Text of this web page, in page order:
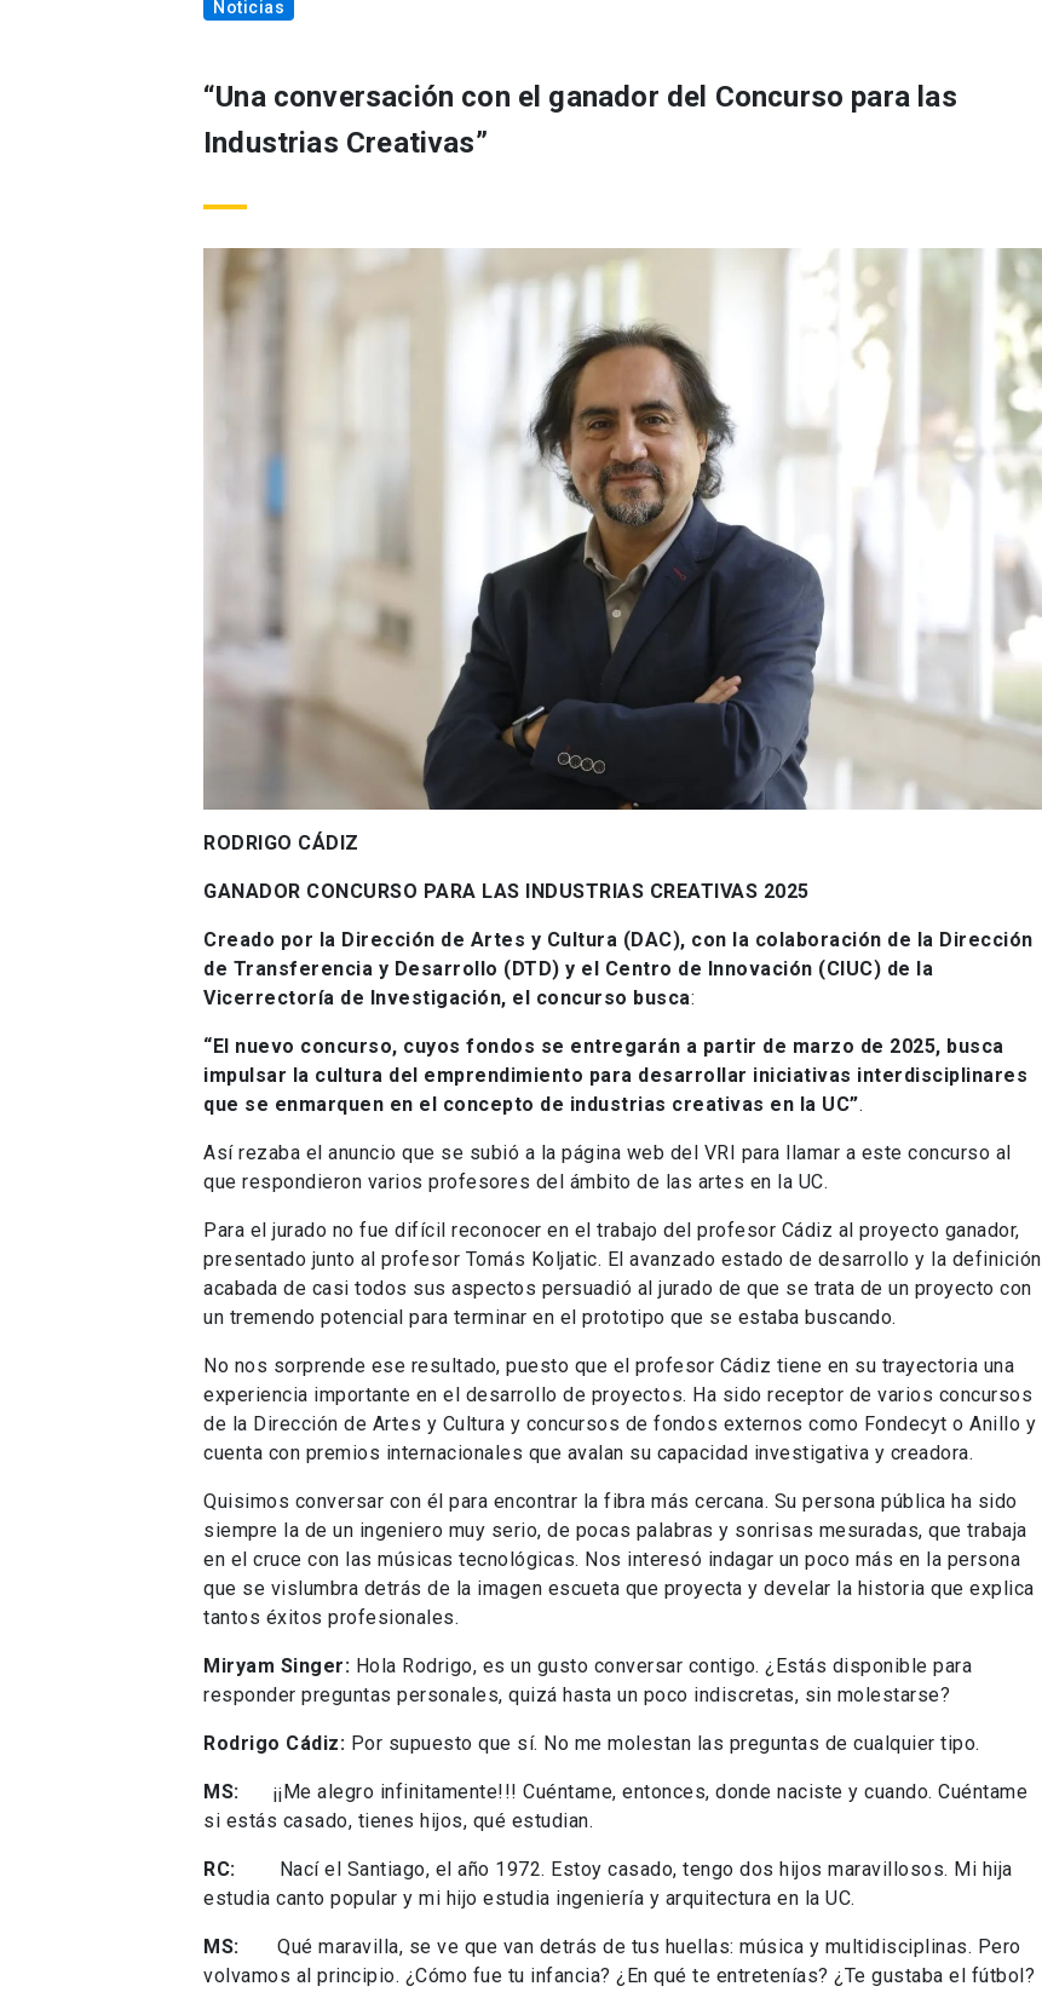
Noticias
“Una conversación con el ganador del Concurso para las
Industrias Creativas”
RODRIGO CÁDIZ
GANADOR CONCURSO PARA LAS INDUSTRIAS CREATIVAS 2025
Creado por la Dirección de Artes y Cultura (DAC), con la colaboración de la Dirección
de Transferencia y Desarrollo (DTD) y el Centro de Innovación (CIUC) de la
Vicerrectoría de Investigación, el concurso busca:
“El nuevo concurso, cuyos fondos se entregarán a partir de marzo de 2025, busca
impulsar la cultura del emprendimiento para desarrollar iniciativas interdisciplinares
que se enmarquen en el concepto de industrias creativas en la UC”.
Así rezaba el anuncio que se subió a la página web del VRI para llamar a este concurso al
que respondieron varios profesores del ámbito de las artes en la UC.
Para el jurado no fue difícil reconocer en el trabajo del profesor Cádiz al proyecto ganador,
presentado junto al profesor Tomás Koljatic. El avanzado estado de desarrollo y la definición
acabada de casi todos sus aspectos persuadió al jurado de que se trata de un proyecto con
un tremendo potencial para terminar en el prototipo que se estaba buscando.
No nos sorprende ese resultado, puesto que el profesor Cádiz tiene en su trayectoria una
experiencia importante en el desarrollo de proyectos. Ha sido receptor de varios concursos
de la Dirección de Artes y Cultura y concursos de fondos externos como Fondecyt o Anillo y
cuenta con premios internacionales que avalan su capacidad investigativa y creadora.
Quisimos conversar con él para encontrar la fibra más cercana. Su persona pública ha sido
siempre la de un ingeniero muy serio, de pocas palabras y sonrisas mesuradas, que trabaja
en el cruce con las músicas tecnológicas. Nos interesó indagar un poco más en la persona
que se vislumbra detrás de la imagen escueta que proyecta y develar la historia que explica
tantos éxitos profesionales.
Miryam Singer: Hola Rodrigo, es un gusto conversar contigo. ¿Estás disponible para
responder preguntas personales, quizá hasta un poco indiscretas, sin molestarse?
Rodrigo Cádiz: Por supuesto que sí. No me molestan las preguntas de cualquier tipo.
MS: ¡¡Me alegro infinitamente!!! Cuéntame, entonces, donde naciste y cuando. Cuéntame
si estás casado, tienes hijos, qué estudian.
RC: Nací el Santiago, el año 1972. Estoy casado, tengo dos hijos maravillosos. Mi hija
estudia canto popular y mi hijo estudia ingeniería y arquitectura en la UC.
MS: Qué maravilla, se ve que van detrás de tus huellas: música y multidisciplinas. Pero
volvamos al principio. ¿Cómo fue tu infancia? ¿En qué te entretenías? ¿Te gustaba el fútbol?